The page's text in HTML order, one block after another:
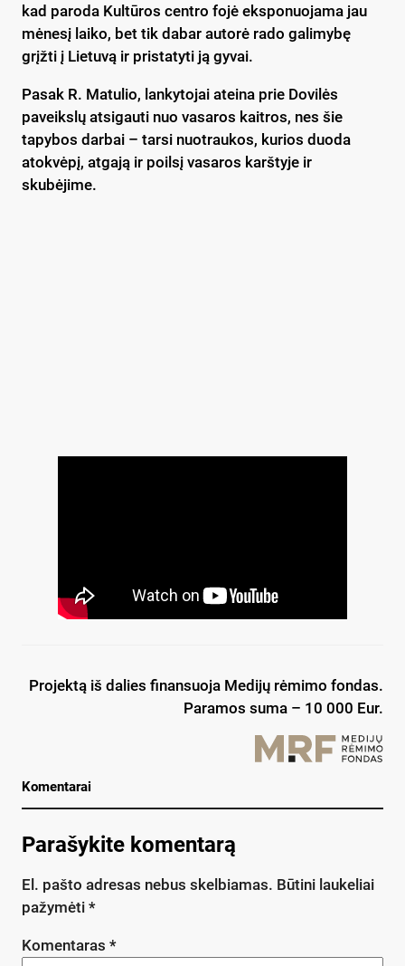
kad paroda Kultūros centro fojė eksponuojama jau
mėnesį laiko, bet tik dabar autorė rado galimybę
grįžti į Lietuvą ir pristatyti ją gyvai.
Pasak R. Matulio, lankytojai ateina prie Dovilės
paveikslų atsigauti nuo vasaros kaitros, nes šie
tapybos darbai – tarsi nuotraukos, kurios duoda
atokvėpį, atgają ir poilsį vasaros karštyje ir
skubėjime.
Projektą iš dalies finansuoja Medijų rėmimo fondas.
Paramos suma – 10 000 Eur.
Komentarai
Parašykite komentarą
El. pašto adresas nebus skelbiamas. Būtini laukeliai
pažymėti *
Komentaras *